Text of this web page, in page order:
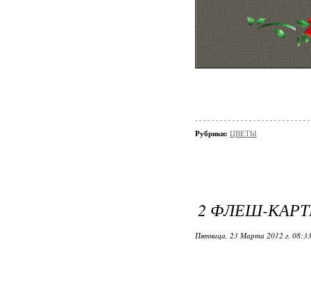
Рубрики: ЦВЕТЫ
2 ФЛЕШ-
Пятница, 23 Марта 2012 г.